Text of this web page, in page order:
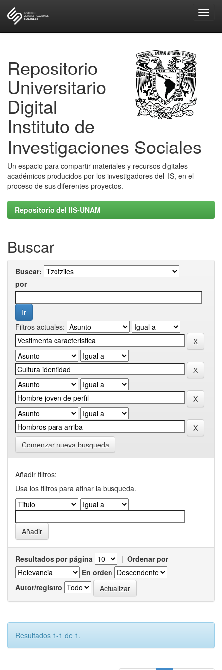
Repositorio
Universitario
Digital
Instituto de
Investigaciones Sociales
Un espacio para compartir materiales y recursos digitales
académicos producidos por los investigadores del IIS, en el
proceso de sus diferentes proyectos.
Repositorio del IIS-UNAM
Buscar
Buscar:
por
Filtros actuales:
Comenzar nueva busqueda
Añadir filtros:
Usa los filtros para afinar la busqueda.
Resultados por página | Ordenar por
En orden
Autor/registro
Resultados 1-1 de 1.